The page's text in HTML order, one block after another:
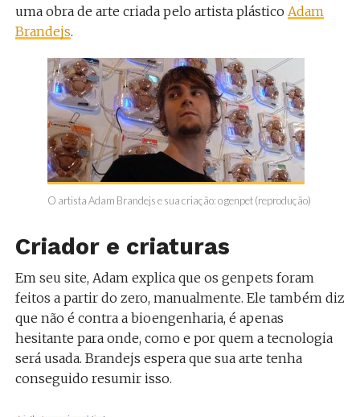
uma obra de arte criada pelo artista plástico Adam
Brandejs.
O artista Adam Brandejs e sua criação: o genpet (reprodução)
Criador e criaturas
Em seu site, Adam explica que os genpets foram
feitos a partir do zero, manualmente. Ele também diz
que não é contra a bioengenharia, é apenas
hesitante para onde, como e por quem a tecnologia
será usada. Brandejs espera que sua arte tenha
conseguido resumir isso.